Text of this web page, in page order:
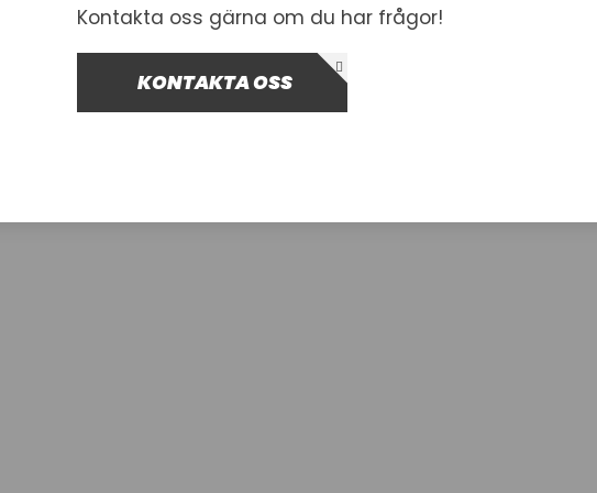
Kontakta oss gärna om du har frågor!
KONTAKTA OSS